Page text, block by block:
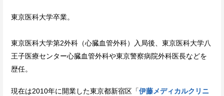
東京医科大学卒業。
東京医科大学第2外科（心臓血管外科）入局後、東京医科大学八
王子医療センター心臓血管外科や東京警察病院外科医長などを
歴任。
現在は2010年に開業した東京都新宿区「伊藤メディカルクリニ